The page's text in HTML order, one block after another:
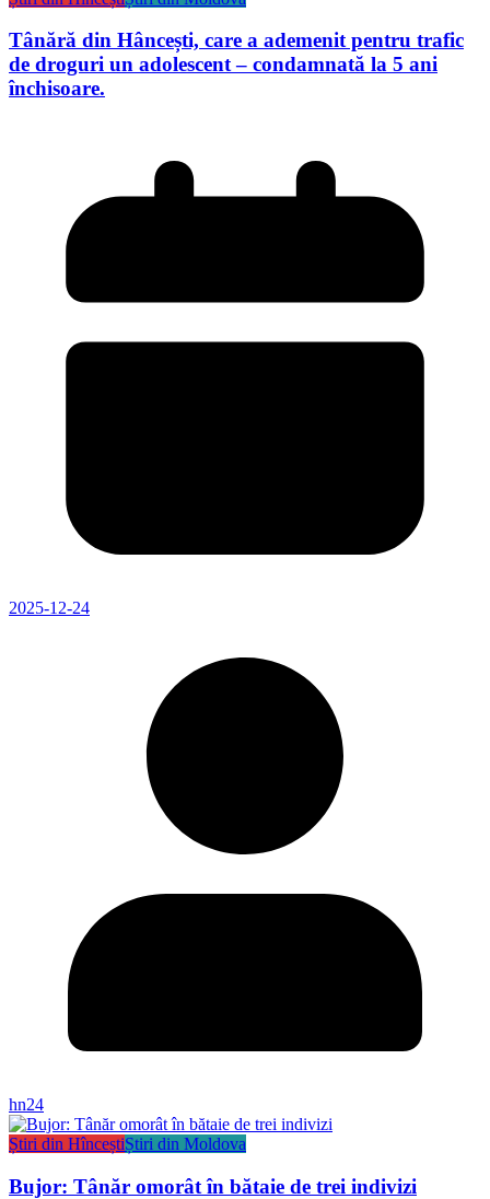
Tânără din Hâncești, care a ademenit pentru trafic
de droguri un adolescent – condamnată la 5 ani
închisoare.
2025-12-24
hn24
Știri din HînceștiȘtiri din Moldova
Bujor: Tânăr omorât în bătaie de trei indivizi